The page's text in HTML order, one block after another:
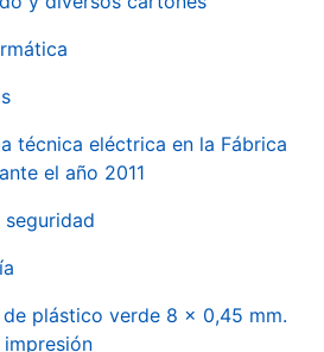
técnica eléctrica en la Fábrica
el año 2011
plástico verde 8 x 0,45 mm.